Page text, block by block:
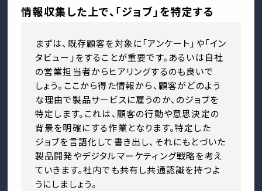
情報収集した上で、「ジョブ」を特定する
まずは、既存顧客を対象に「アンケート」や「イン
タビュー」をすることが重要です。あるいは自社
の営業担当者からヒアリングするのも良いで
しょう。ここから得た情報から、顧客がどのよう
な理由で製品サービスに雇うのか、のジョブを
特定します。これは、顧客の行動や意思決定の
背景を明確にする作業となります。特定した
ジョブを言語化して書き出し、それにもとづいた
製品開発やデジタルマーケティング戦略を考え
ていきます。社内でも共有し共通認識を持つよ
うにしましょう。